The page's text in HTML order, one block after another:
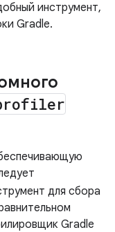
инструмент,
Gradle.
для сбора
Gradle